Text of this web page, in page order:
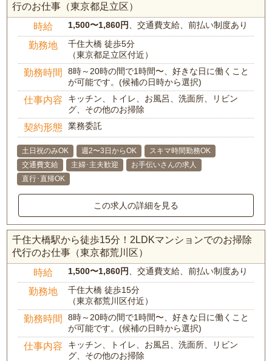
行のお仕事（東京都足立区）
時給 1,500〜1,860円 、交通費支給、前払い制度あり
勤務地
千住大橋 徒歩5分
（東京都足立区付近）
勤務時間
8時～20時の間で1時間〜、好きな日に働くこと
が可能です。(候補の日時から選択)
仕事内容
キッチン、トイレ、お風呂、洗面所、リビン
グ、その他のお掃除
契約形態 業務委託
土日祝のみOK 週2〜3日からOK
スキマ時間勤務OK
交通費支給
主婦･主夫歓迎
お手伝いさんの求人
直行･直帰OK
この求人の詳細を見る
千住大橋駅から徒歩15分！2LDKマンションでのお掃除
代行のお仕事（東京都荒川区）
時給 1,500〜1,860円 、交通費支給、前払い制度あり
勤務地
千住大橋 徒歩15分
（東京都荒川区付近）
勤務時間
8時～20時の間で1時間〜、好きな日に働くこと
が可能です。(候補の日時から選択)
仕事内容
キッチン、トイレ、お風呂、洗面所、リビン
グ、その他のお掃除